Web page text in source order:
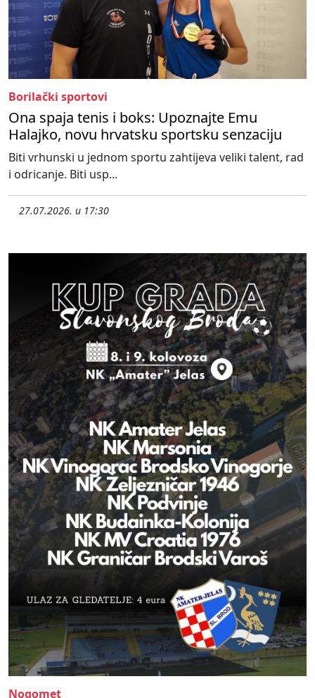
Borilački sportovi
Ona spaja tenis i boks: Upoznajte Emu
Halajko, novu hrvatsku sportsku senzaciju
Biti vrhunski u jednom sportu zahtijeva veliki talent, rad
i odricanje. Biti usp...
27.07.2026. u 17:30
Nogomet